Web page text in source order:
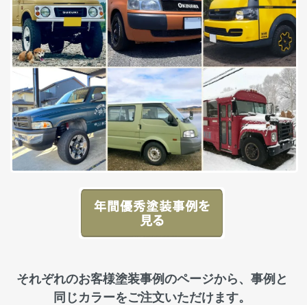
それぞれのお客様塗装事例のページから、事例と
同じカラーをご注文いただけます。